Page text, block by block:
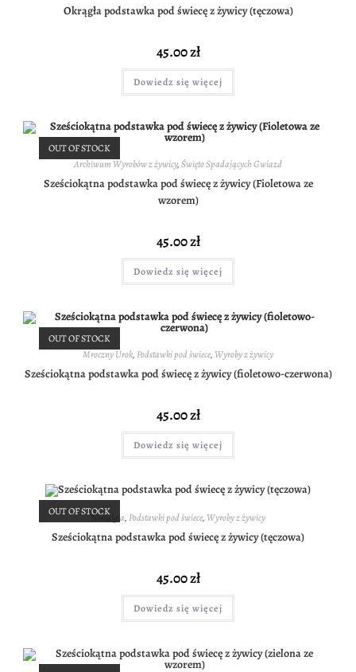
Okrągła podstawka pod świecę z żywicy (tęczowa)
45.00zł
Dowiedz się więcej
OUT OF STOCK
Archiwum Wyrobów z żywicy,Święto Spadających Gwiazd
Sześciokątna podstawka pod świecę z żywicy (Fioletowa ze
wzorem)
45.00zł
Dowiedz się więcej
OUT OF STOCK
Mroczny Urok,Podstawki pod świece,Wyroby z żywicy
Sześciokątna podstawka pod świecę z żywicy (fioletowo-czerwona)
45.00zł
Dowiedz się więcej
OUT OF STOCK
Nostalgia,Podstawki pod świece,Wyroby z żywicy
Sześciokątna podstawka pod świecę z żywicy (tęczowa)
45.00zł
Dowiedz się więcej